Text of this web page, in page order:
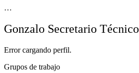
…
Gonzalo Secretario Técnico
Error cargando perfil.
Grupos de trabajo